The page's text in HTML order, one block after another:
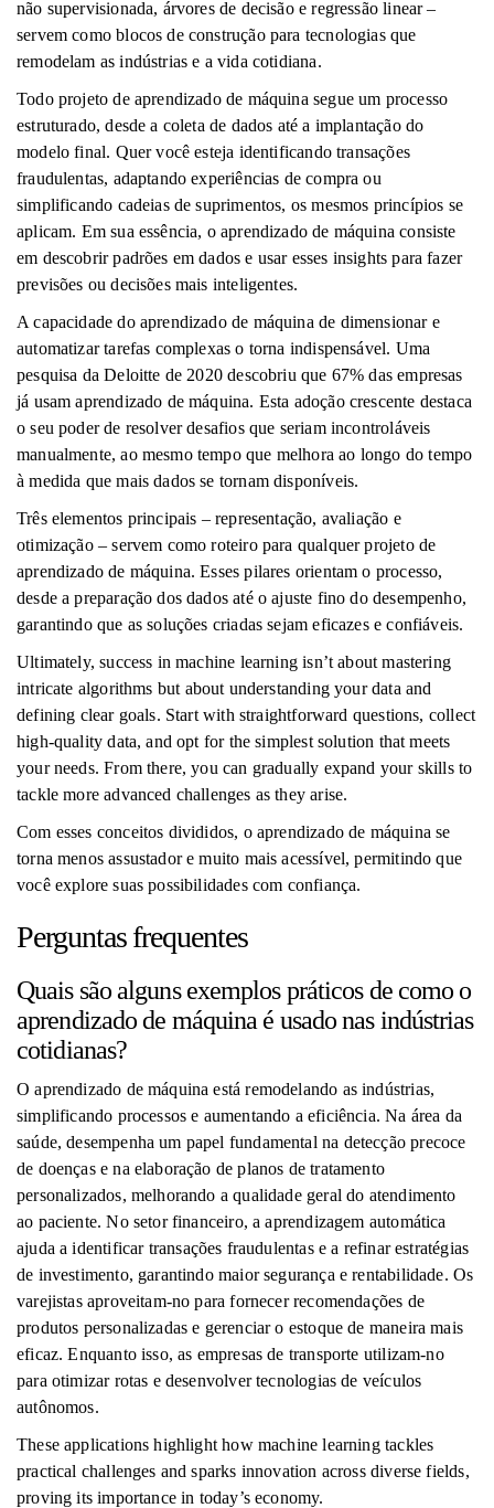
não supervisionada, árvores de decisão e regressão linear –
servem como blocos de construção para tecnologias que
remodelam as indústrias e a vida cotidiana.
Todo projeto de aprendizado de máquina segue um processo
estruturado, desde a coleta de dados até a implantação do
modelo final. Quer você esteja identificando transações
fraudulentas, adaptando experiências de compra ou
simplificando cadeias de suprimentos, os mesmos princípios se
aplicam. Em sua essência, o aprendizado de máquina consiste
em descobrir padrões em dados e usar esses insights para fazer
previsões ou decisões mais inteligentes.
A capacidade do aprendizado de máquina de dimensionar e
automatizar tarefas complexas o torna indispensável. Uma
pesquisa da Deloitte de 2020 descobriu que 67% das empresas
já usam aprendizado de máquina. Esta adoção crescente destaca
o seu poder de resolver desafios que seriam incontroláveis ​​
manualmente, ao mesmo tempo que melhora ao longo do tempo
à medida que mais dados se tornam disponíveis.
Três elementos principais – representação, avaliação e
otimização – servem como roteiro para qualquer projeto de
aprendizado de máquina. Esses pilares orientam o processo,
desde a preparação dos dados até o ajuste fino do desempenho,
garantindo que as soluções criadas sejam eficazes e confiáveis.
Ultimately, success in machine learning isn’t about mastering
intricate algorithms but about understanding your data and
defining clear goals. Start with straightforward questions, collect
high-quality data, and opt for the simplest solution that meets
your needs. From there, you can gradually expand your skills to
tackle more advanced challenges as they arise.
Com esses conceitos divididos, o aprendizado de máquina se
torna menos assustador e muito mais acessível, permitindo que
você explore suas possibilidades com confiança.
Perguntas frequentes
Quais são alguns exemplos práticos de como o
aprendizado de máquina é usado nas indústrias
cotidianas?
O aprendizado de máquina está remodelando as indústrias,
simplificando processos e aumentando a eficiência. Na área da
saúde, desempenha um papel fundamental na detecção precoce
de doenças e na elaboração de planos de tratamento
personalizados, melhorando a qualidade geral do atendimento
ao paciente. No setor financeiro, a aprendizagem automática
ajuda a identificar transações fraudulentas e a refinar estratégias
de investimento, garantindo maior segurança e rentabilidade. Os
varejistas aproveitam-no para fornecer recomendações de
produtos personalizadas e gerenciar o estoque de maneira mais
eficaz. Enquanto isso, as empresas de transporte utilizam-no
para otimizar rotas e desenvolver tecnologias de veículos
autônomos.
These applications highlight how machine learning tackles
practical challenges and sparks innovation across diverse fields,
proving its importance in today’s economy.